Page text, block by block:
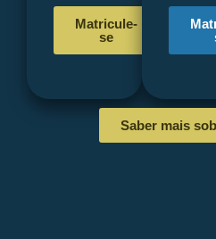
Matricule-
se
Saber mais